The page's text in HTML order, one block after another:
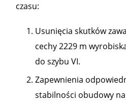
czasu:
Usunięcia skutków
cechy 2229 m
do szybu VI.
Zapewnienia
stabilności obudowy